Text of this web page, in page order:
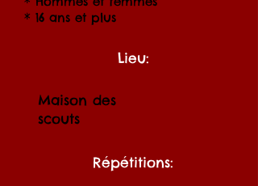
* 16 ans et plus
Lieu:
Maison des
scouts
Répétitions: